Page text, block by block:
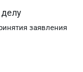
заявления